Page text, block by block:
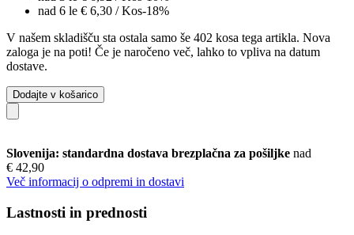
nad 6 le € 6,30 / Kos-18%
V našem skladišču sta ostala samo še 402 kosa tega artikla. Nova
zaloga je na poti! Če je naročeno več, lahko to vpliva na datum
dostave.
Dodajte v košarico
Slovenija: standardna dostava brezplačna za pošiljke nad
€ 42,90
Več informacij o odpremi in dostavi
Lastnosti in prednosti